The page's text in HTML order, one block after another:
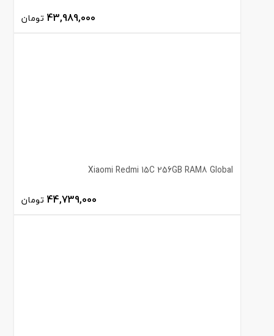
43,989,000 تومان
Xiaomi Redmi 15C 256GB RAM8 Global
44,739,000 تومان